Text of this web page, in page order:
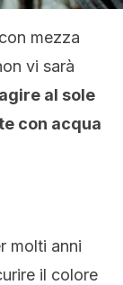
mezza
vi sarà
al sole
con acqua
molti anni
il colore